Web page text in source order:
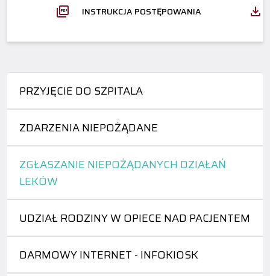
PRZYJĘCIE DO SZPITALA
ZDARZENIA NIEPOŻĄDANE
ZGŁASZANIE NIEPOŻĄDANYCH DZIAŁAŃ
LEKÓW
UDZIAŁ RODZINY W OPIECE NAD PACJENTEM
DARMOWY INTERNET - INFOKIOSK
INSTRUKCJA POSTĘPOWANIA